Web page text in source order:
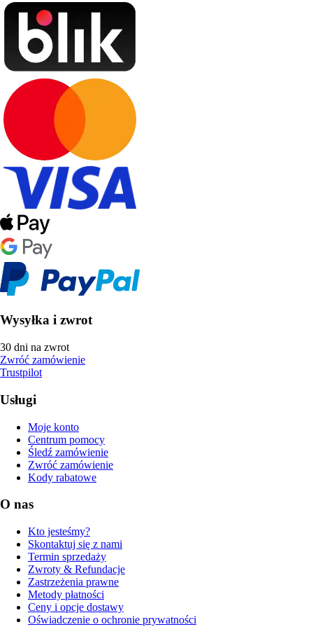
Wysyłka i zwrot
30 dni na zwrot
Zwróć zamówienie
Trustpilot
Usługi
Moje konto
Centrum pomocy
Śledź zamówienie
Zwróć zamówienie
Kody rabatowe
O nas
Kto jesteśmy?
Skontaktuj się z nami
Termin sprzedaży
Zwroty & Refundacje
Zastrzeżenia prawne
Metody płatności
Ceny i opcje dostawy
Oświadczenie o ochronie prywatności